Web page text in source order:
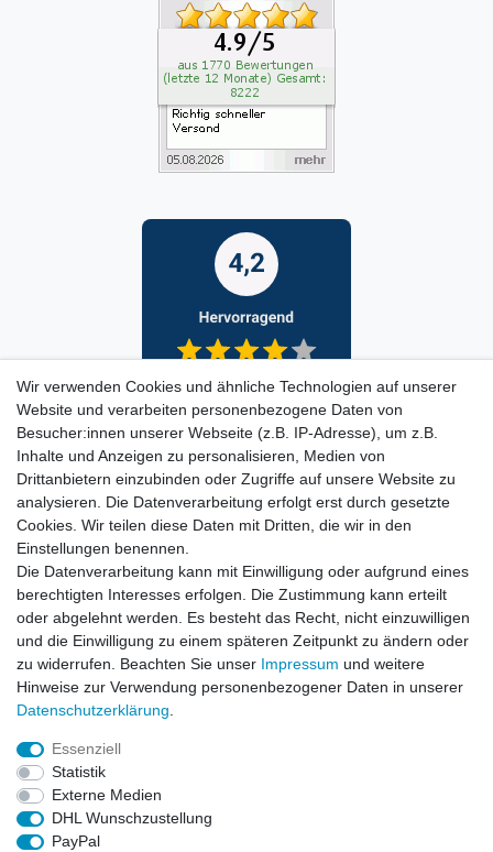
Impressum
Wir verwenden Cookies und ähnliche Technologien auf unserer
Website und verarbeiten personenbezogene Daten von
Besucher:innen unserer Webseite (z.B. IP-Adresse), um z.B.
Inhalte und Anzeigen zu personalisieren, Medien von
Drittanbietern einzubinden oder Zugriffe auf unsere Website zu
analysieren. Die Datenverarbeitung erfolgt erst durch gesetzte
Cookies. Wir teilen diese Daten mit Dritten, die wir in den
Einstellungen benennen.
Die Datenverarbeitung kann mit Einwilligung oder aufgrund eines
berechtigten Interesses erfolgen. Die Zustimmung kann erteilt
oder abgelehnt werden. Es besteht das Recht, nicht einzuwilligen
und die Einwilligung zu einem späteren Zeitpunkt zu ändern oder
zu widerrufen. Beachten Sie unser Impressum und weitere
Hinweise zur Verwendung personenbezogener Daten in unserer
Daten­schutz­erklärung
Essenziell
Statistik
Externe Medien
DHL Wunschzustellung
PayPal